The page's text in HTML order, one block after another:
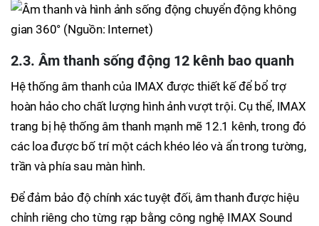
2.3. Âm thanh sống động 12 kênh bao quanh
Hệ thống âm thanh của IMAX được thiết kế để bổ trợ
hoàn hảo cho chất lượng hình ảnh vượt trội. Cụ thể, IMAX
trang bị hệ thống âm thanh mạnh mẽ 12.1 kênh, trong đó
các loa được bố trí một cách khéo léo và ẩn trong tường,
trần và phía sau màn hình.
Để đảm bảo độ chính xác tuyệt đối, âm thanh được hiệu
chỉnh riêng cho từng rạp bằng công nghệ IMAX Sound